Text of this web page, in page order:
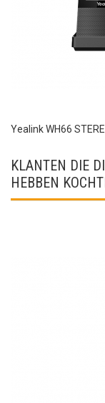
Yealink WH66
KLANTEN DIE
HEBBEN